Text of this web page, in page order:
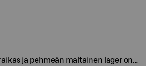
ja pehmeän maltainen lager on…